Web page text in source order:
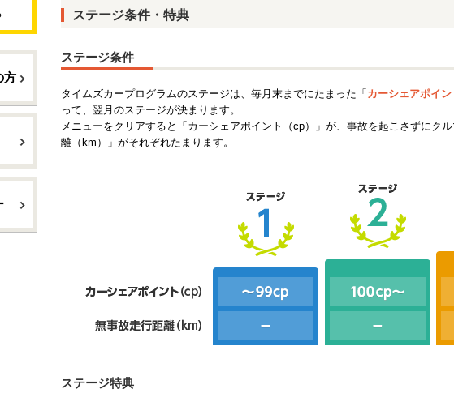
ステージ条件・特典
ステージ条件
タイムズカープログラムのステージは、毎月末までにたまった「 カーシェアポイ
って、翌月のステージが決まります。
メニューをクリアすると「カーシェアポイント（cp）」が、事故を起こさずにク
離（km）」がそれぞれたまります。
ステージ特典
方